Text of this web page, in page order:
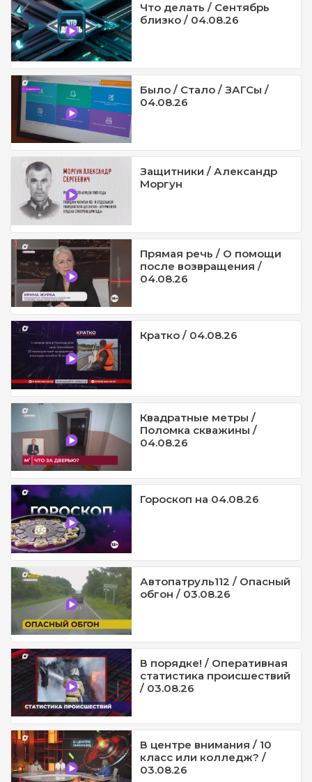
Что делать / Сентябрь
близко / 04.08.26
Было / Стало / ЗАГСы /
04.08.26
Защитники / Александр
Моргун
Прямая речь / О помощи
после возвращения /
04.08.26
Кратко / 04.08.26
Квадратные метры /
Поломка скважины /
04.08.26
Гороскоп на 04.08.26
Автопатруль112 / Опасный
обгон / 03.08.26
В порядке! / Оперативная
статистика происшествий
/ 03.08.26
В центре внимания / 10
класс или колледж? /
03.08.26